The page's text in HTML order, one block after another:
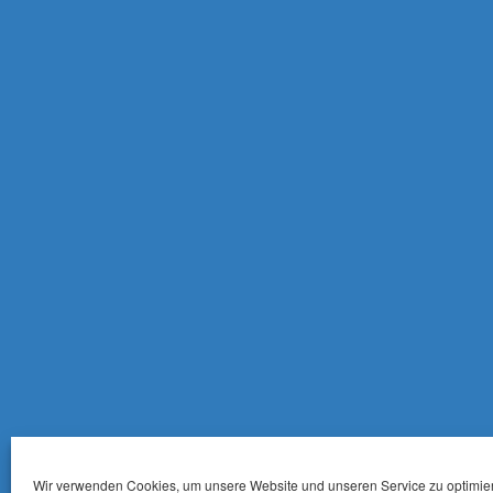
Wir verwenden Cookies, um unsere Website und unseren Service zu